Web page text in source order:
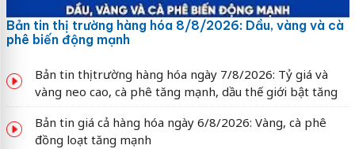
Bản tin thị trường hàng hóa 8/8/2026: Dầu, vàng và cà
phê biến động mạnh
Bản tin thị trường hàng hóa ngày 7/8/2026: Tỷ giá và
vàng neo cao, cà phê tăng mạnh, dầu thế giới bật tăng
Bản tin giá cả hàng hóa ngày 6/8/2026: Vàng, cà phê
đồng loạt tăng mạnh